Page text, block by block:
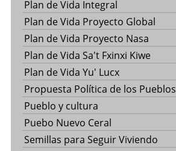
Plan de Vida Integral
Plan de Vida Proyecto Global
Plan de Vida Proyecto Nasa
Plan de Vida Sa't Fxinxi Kiwe
Plan de Vida Yu' Lucx
Propuesta Política de los Pueblos
Pueblo y cultura
Puebo Nuevo Ceral
Semillas para Seguir Viviendo